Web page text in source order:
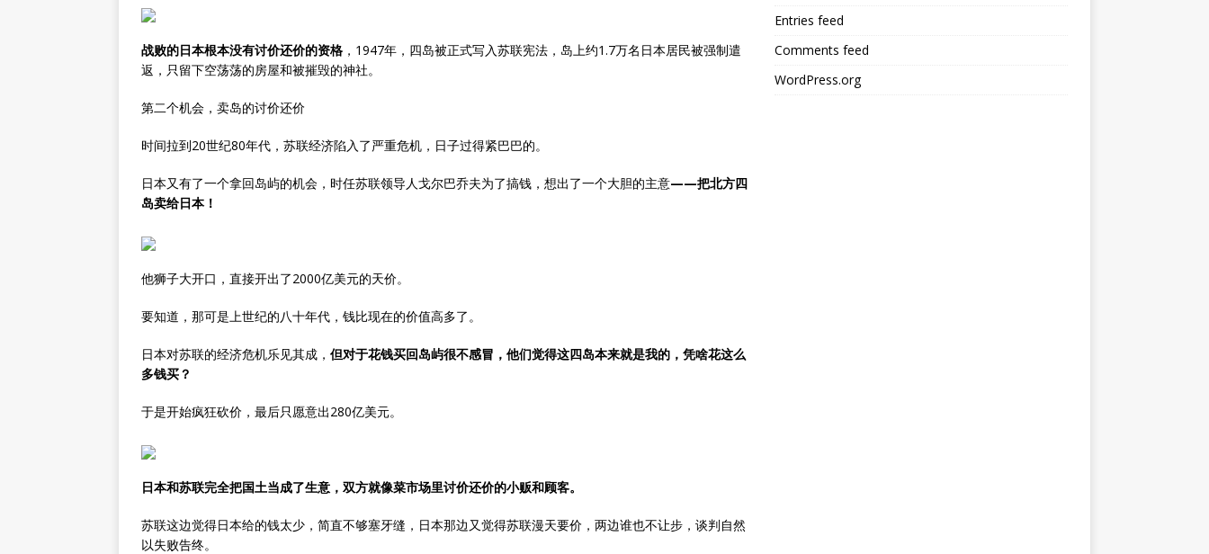
战败的日本根本没有讨价还价的资格 ，1947年，四岛被正式写入苏联宪法，岛上约1.7万名日本居民被强制遣
返，只留下空荡荡的房屋和被摧毁的神社。
第二个机会，卖岛的讨价还价
时间拉到20世纪80年代，苏联经济陷入了严重危机，日子过得紧巴巴的。
日本又有了一个拿回岛屿的机会，时任苏联领导人戈尔巴乔夫为了搞钱，想出了一个大胆的主意——把北方四
岛卖给日本！
他狮子大开口，直接开出了2000亿美元的天价。
要知道，那可是上世纪的八十年代，钱比现在的价值高多了。
日本对苏联的经济危机乐见其成， 但对于花钱买回岛屿很不感冒，他们觉得这四岛本来就是我的，凭啥花这么
多钱买？
于是开始疯狂砍价，最后只愿意出280亿美元。
日本和苏联完全把国土当成了生意，双方就像菜市场里讨价还价的小贩和顾客。
苏联这边觉得日本给的钱太少，简直不够塞牙缝，日本那边又觉得苏联漫天要价，两边谁也不让步，谈判自然
以失败告终。
Entries feed
Comments feed
WordPress.org